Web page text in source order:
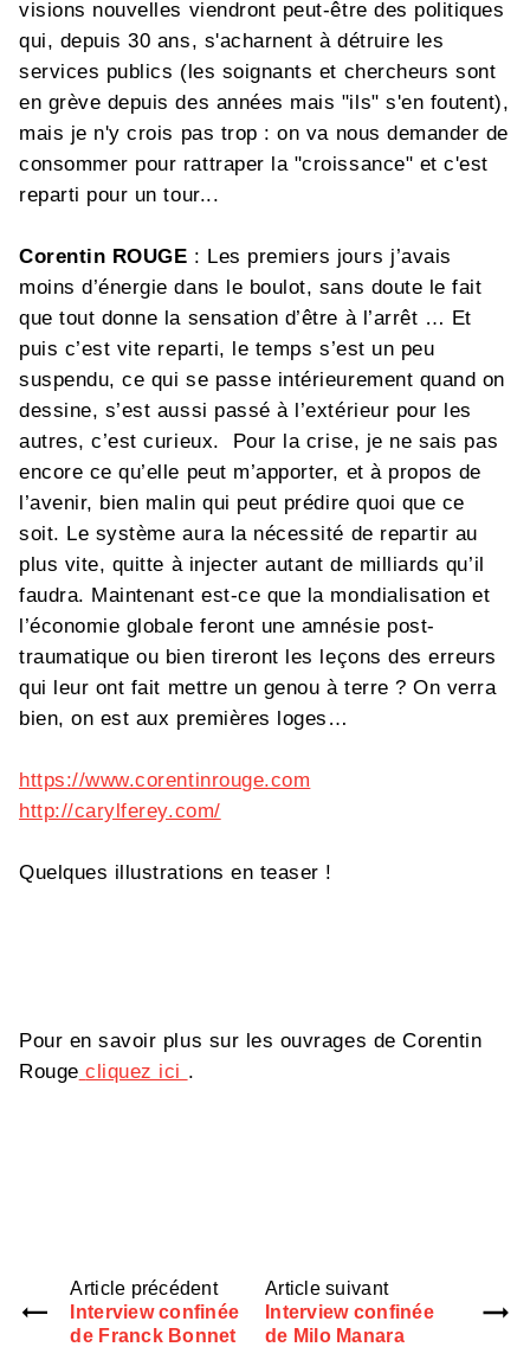
visions nouvelles viendront peut-être des politiques
qui, depuis 30 ans, s'acharnent à détruire les
services publics (les soignants et chercheurs sont
en grève depuis des années mais "ils" s'en foutent),
mais je n'y crois pas trop : on va nous demander de
consommer pour rattraper la "croissance" et c'est
reparti pour un tour...
Corentin ROUGE : Les premiers jours j’avais
moins d’énergie dans le boulot, sans doute le fait
que tout donne la sensation d’être à l’arrêt … Et
puis c’est vite reparti, le temps s’est un peu
suspendu, ce qui se passe intérieurement quand on
dessine, s’est aussi passé à l’extérieur pour les
autres, c’est curieux. Pour la crise, je ne sais pas
encore ce qu’elle peut m’apporter, et à propos de
l’avenir, bien malin qui peut prédire quoi que ce
soit. Le système aura la nécessité de repartir au
plus vite, quitte à injecter autant de milliards qu’il
faudra. Maintenant est-ce que la mondialisation et
l’économie globale feront une amnésie post-
traumatique ou bien tireront les leçons des erreurs
qui leur ont fait mettre un genou à terre ? On verra
bien, on est aux premières loges…
https://www.corentinrouge.com
http://carylferey.com/
Quelques illustrations en teaser !
Pour en savoir plus sur les ouvrages de Corentin
Rouge cliquez ici .
Article précédent
Interview confinée
de Franck Bonnet
Article suivant
Interview confinée
de Milo Manara